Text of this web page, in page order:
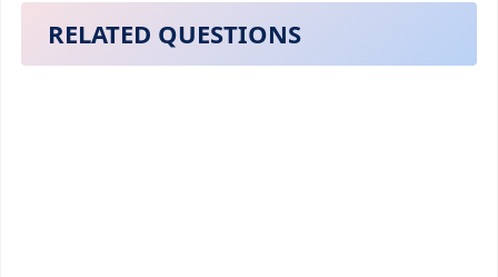
RELATED QUESTIONS